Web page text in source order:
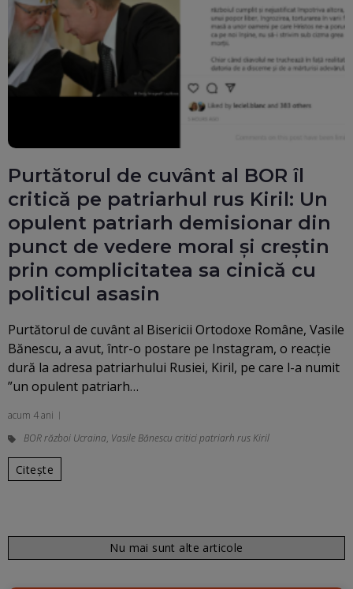
Purtătorul de cuvânt al BOR îl
critică pe patriarhul rus Kiril: Un
opulent patriarh demisionar din
punct de vedere moral şi creştin
prin complicitatea sa cinică cu
politicul asasin
Purtătorul de cuvânt al Bisericii Ortodoxe Române, Vasile
Bănescu, a avut, într-o postare pe Instagram, o reacţie
dură la adresa patriarhului Rusiei, Kiril, pe care l-a numit
”un opulent patriarh…
acum 4 ani
BOR război Ucraina, Vasile Bănescu critici patriarh rus Kiril
Citește
Nu mai sunt alte articole